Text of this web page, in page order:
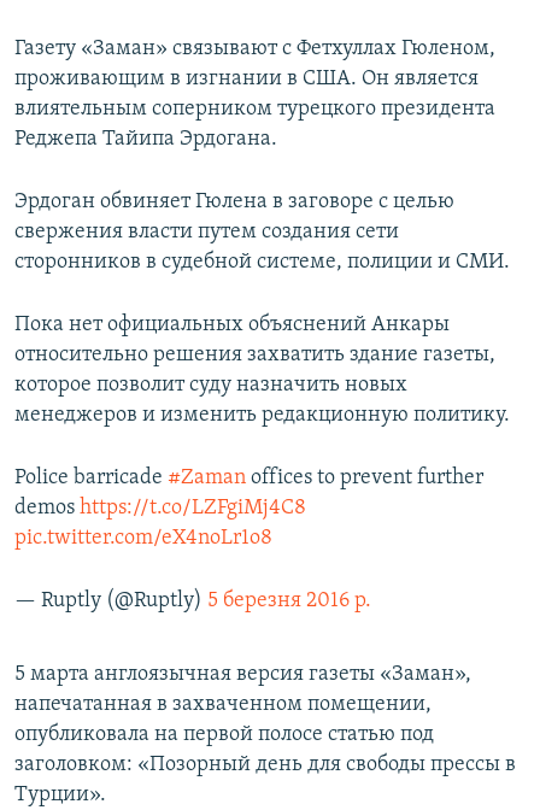
Газету «Заман» связывают с Фетхуллах Гюленом,
проживающим в изгнании в США. Он является
влиятельным соперником турецкого президента
Реджепа Тайипа Эрдогана.
Эрдоган обвиняет Гюлена в заговоре с целью
свержения власти путем создания сети
сторонников в судебной системе, полиции и СМИ.
Пока нет официальных объяснений Анкары
относительно решения захватить здание газеты,
которое позволит суду назначить новых
менеджеров и изменить редакционную политику.
Police barricade #Zaman offices to prevent further
demos https://t.co/LZFgiMj4C8
pic.twitter.com/eX4noLr1o8
— Ruptly (@Ruptly) 5 березня 2016 р.
5 марта англоязычная версия газеты «Заман»,
напечатанная в захваченном помещении,
опубликовала на первой полосе статью под
заголовком: «Позорный день для свободы прессы в
Турции».